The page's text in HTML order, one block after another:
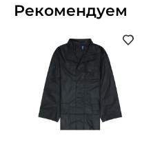
Рекомендуем